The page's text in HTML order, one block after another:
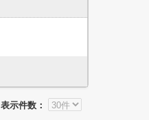
表示件数：